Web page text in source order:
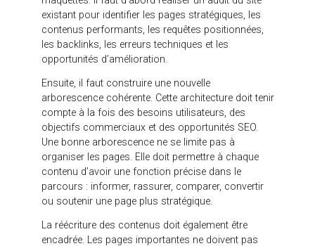
ou supprimés. Cela peut améliorer l’apparence
d’une page, mais affaiblir son potentiel SEO et sa
capacité à répondre aux questions des visiteurs.
L’équilibre consiste à rendre les contenus plus
clairs, mieux structurés et plus utiles, sans
appauvrir l’information.
Le manque de plan de redirection est également une
erreur critique. Lorsqu’un site change
d’arborescence, les anciennes URLs doivent être
redirigées vers les nouvelles pages
correspondantes. Sans cela, le site risque de
générer des erreurs, de perdre des positions et de
créer une mauvaise expérience utilisateur.
Enfin, beaucoup de refontes négligent le tracking. Le